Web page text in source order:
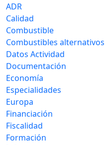
ADR
Calidad
Combustible
Combustibles alternativos
Datos Actividad
Documentación
Economía
Especialidades
Europa
Financiación
Fiscalidad
Formación